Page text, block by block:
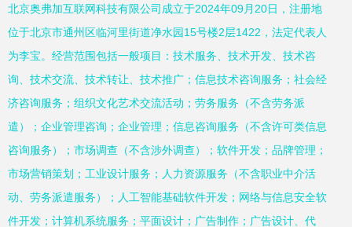
北京奥弗加互联网科技有限公司成立于2024年09月20日，注册地
位于北京市通州区临河里街道净水园15号楼2层1422，法定代表人
为李宝。经营范围包括一般项目：技术服务、技术开发、技术咨
询、技术交流、技术转让、技术推广；信息技术咨询服务；社会经
济咨询服务；组织文化艺术交流活动；劳务服务（不含劳务派
遣）；企业管理咨询；企业管理；信息咨询服务（不含许可类信息
咨询服务）；市场调查（不含涉外调查）；软件开发；品牌管理；
市场营销策划；工业设计服务；人力资源服务（不含职业中介活
动、劳务派遣服务）；人工智能基础软件开发；网络与信息安全软
件开发；计算机系统服务；平面设计；广告制作；广告设计、代